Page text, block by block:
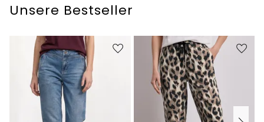
Unsere Bestseller